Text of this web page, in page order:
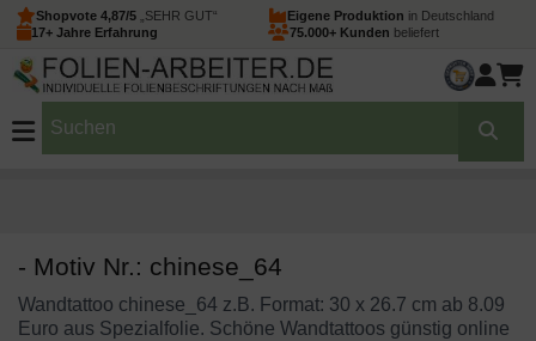
Shopvote 4,87/5 „SEHR GUT“ Eigene Produktion in Deutschland
17+ Jahre Erfahrung
75.000+ Kunden beliefert
- Motiv Nr.: chinese_64
Wandtattoo chinese_64 z.B. Format: 30 x 26.7 cm ab 8.09
Euro aus Spezialfolie. Schöne Wandtattoos günstig online